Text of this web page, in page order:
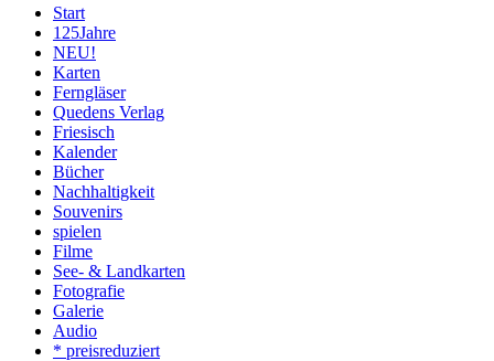
Start
125Jahre
NEU!
Karten
Ferngläser
Quedens Verlag
Friesisch
Kalender
Bücher
Nachhaltigkeit
Souvenirs
spielen
Filme
See- & Landkarten
Fotografie
Galerie
Audio
* preisreduziert